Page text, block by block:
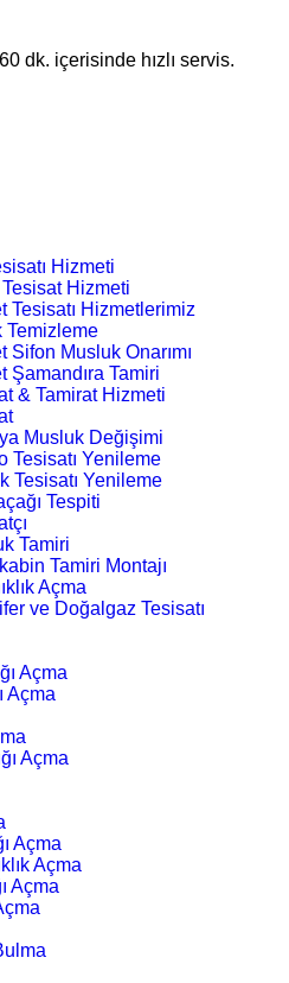
dk. içerisinde hızlı servis.
Hizmeti
Tesisat Hizmeti
Tesisatı Hizmetlerimiz
Temizleme
Sifon Musluk Onarımı
Şamandıra Tamiri
& Tamirat Hizmeti
Musluk Değişimi
Tesisatı Yenileme
Tesisatı Yenileme
Tespiti
Tamiri
Tamiri Montajı
Açma
ve Doğalgaz Tesisatı
Açma
Açma
Açma
Açma
Açma
Açma